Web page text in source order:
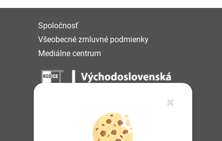
Spoločnosť
Všeobecné zmluvné podmienky
Mediálne centrum
IČO: 36 570 460
✖